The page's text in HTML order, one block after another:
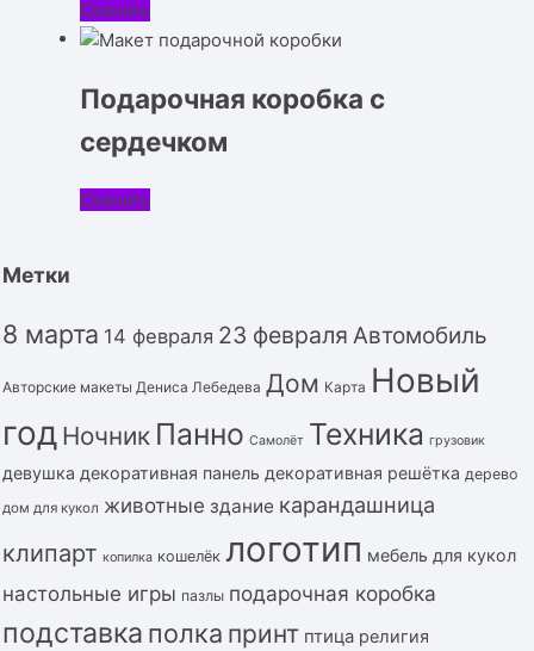
Скачать
Подарочная коробка с
сердечком
Скачать
Метки
8 марта 14 февраля 23 февраля Автомобиль
Авторские макеты Дениса Лебедева Дом Карта Новый
год Ночник Панно Самолёт Техника грузовик
девушка декоративная панель декоративная решётка дерево
дом для кукол животные здание карандашница
клипарт копилка кошелёк логотип мебель для кукол
настольные игры пазлы подарочная коробка
подставка полка принт птица религия